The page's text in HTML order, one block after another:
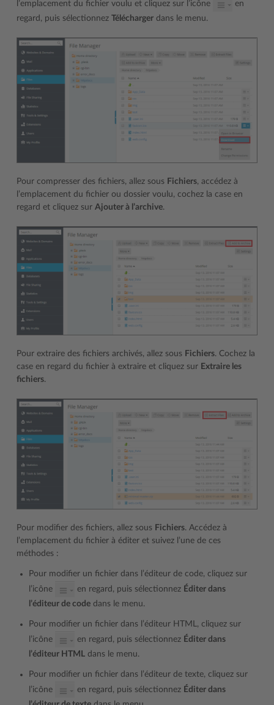
l’emplacement du fichier voulu et cliquez sur l’icône
en
regard, puis sélectionnez Télécharger dans le menu.
Pour compresser des fichiers, allez sous Fichiers, accédez à
l’emplacement du fichier ou dossier voulu, cochez la case en
regard et cliquez sur Ajouter à l’archive.
Pour extraire des fichiers archivés, allez sous Fichiers. Cochez la
case en regard du fichier à extraire et cliquez sur Extraire les
fichiers.
Pour modifier des fichiers, allez sous Fichiers. Accédez à
l’emplacement du fichier à éditer et suivez l’une de ces
méthodes :
Pour modifier un fichier dans l’éditeur de code, cliquez sur
l’icône
en regard, puis sélectionnez Éditer dans
l’éditeur de code dans le menu.
Pour modifier un fichier dans l’éditeur HTML, cliquez sur
l’icône
en regard, puis sélectionnez Éditer dans
l’éditeur HTML dans le menu.
Pour modifier un fichier dans l’éditeur de texte, cliquez sur
l’icône
en regard, puis sélectionnez Éditer dans